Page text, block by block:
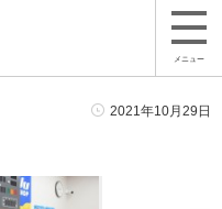
メニュー
2021年10月29日